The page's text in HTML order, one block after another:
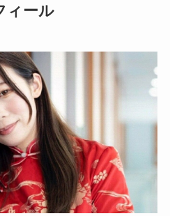
ィール